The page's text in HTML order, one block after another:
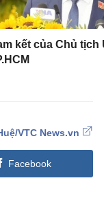
kết của Chủ tịch
VTC News.vn
Facebook